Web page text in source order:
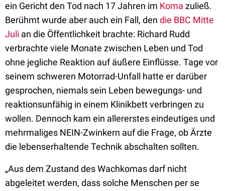
ein Gericht den Tod nach 17 Jahren im Koma zuließ.
Berühmt wurde aber auch ein Fall, den die BBC Mitte
Juli an die Öffentlichkeit brachte: Richard Rudd
verbrachte viele Monate zwischen Leben und Tod
ohne jegliche Reaktion auf äußere Einflüsse. Tage vor
seinem schweren Motorrad-Unfall hatte er darüber
gesprochen, niemals sein Leben bewegungs- und
reaktionsunfähig in einem Klinikbett verbringen zu
wollen. Dennoch kam ein allererstes eindeutiges und
mehrmaliges NEIN-Zwinkern auf die Frage, ob Ärzte
die lebenserhaltende Technik abschalten sollten.
„Aus dem Zustand des Wachkomas darf nicht
abgeleitet werden, dass solche Menschen per se